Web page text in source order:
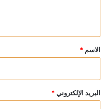
*
الاسم *
البريد الإلكتروني *